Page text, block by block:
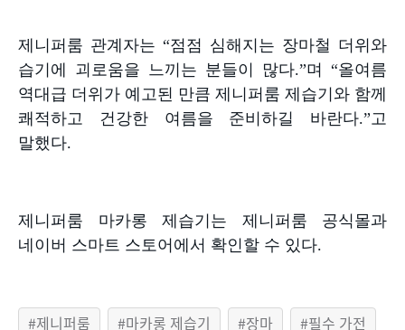
제니퍼룸 관계자는 “점점 심해지는 장마철 더위와
습기에 괴로움을 느끼는 분들이 많다.”며 “올여름
역대급 더위가 예고된 만큼 제니퍼룸 제습기와 함께
쾌적하고 건강한 여름을 준비하길 바란다.”고
말했다.
제니퍼룸 마카롱 제습기는 제니퍼룸 공식몰과
네이버 스마트 스토어에서 확인할 수 있다.
제니퍼룸 마카롱 제습기 장마 필수 가전